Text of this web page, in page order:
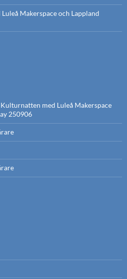
Makerspace och Lappland
med Luleå Makerspace
250906